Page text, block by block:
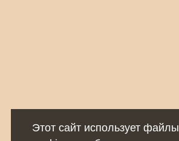
Этот сайт использует файлы